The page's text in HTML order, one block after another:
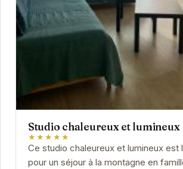
Studio chaleureux et lumineux
★★★★★
Ce studio chaleureux et lumineux est
pour un séjour à la montagne en